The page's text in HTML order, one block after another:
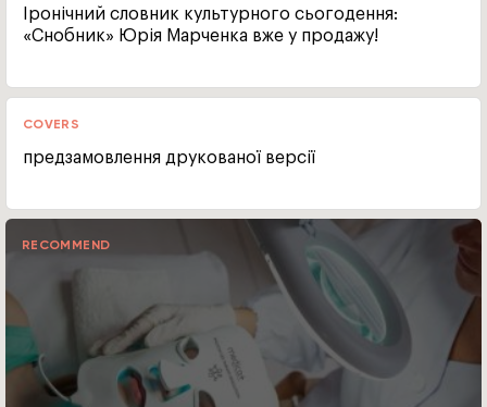
Іронічний словник культурного сьогодення:
«Снобник» Юрія Марченка вже у продажу!
COVERS
предзамовлення друкованої версії
RECOMMEND